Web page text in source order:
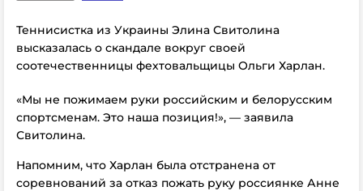
Теннисистка из Украины Элина Свитолина
высказалась о скандале вокруг своей
соотечественницы фехтовальщицы Ольги Харлан.
«Мы не пожимаем руки российским и белорусским
спортсменам. Это наша позиция!», — заявила
Свитолина.
Напомним, что Харлан была отстранена от
соревнований за отказ пожать руку россиянке Анне